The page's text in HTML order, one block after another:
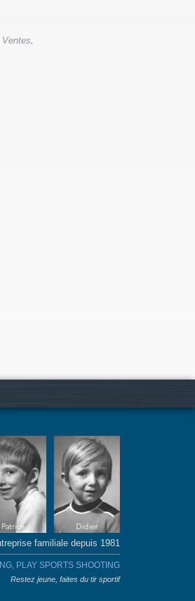
familiale depuis 1981
PLAY SPORTS SHOOTING
Restez jeune, faites du tir sportif